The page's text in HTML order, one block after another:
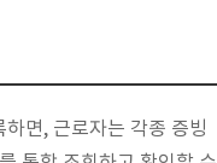
면, 근로자는 각종 증빙